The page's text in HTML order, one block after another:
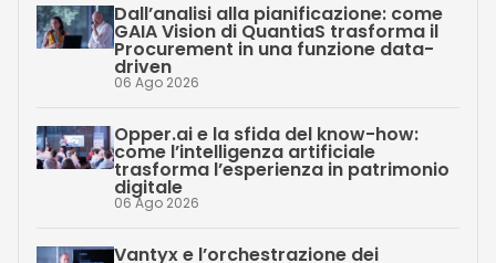
Dall’analisi alla pianificazione: come
GAIA Vision di QuantiaS trasforma il
Procurement in una funzione data-
driven
06 Ago 2026
Opper.ai e la sfida del know-how:
come l’intelligenza artificiale
trasforma l’esperienza in patrimonio
digitale
06 Ago 2026
Vantyx e l’orchestrazione dei